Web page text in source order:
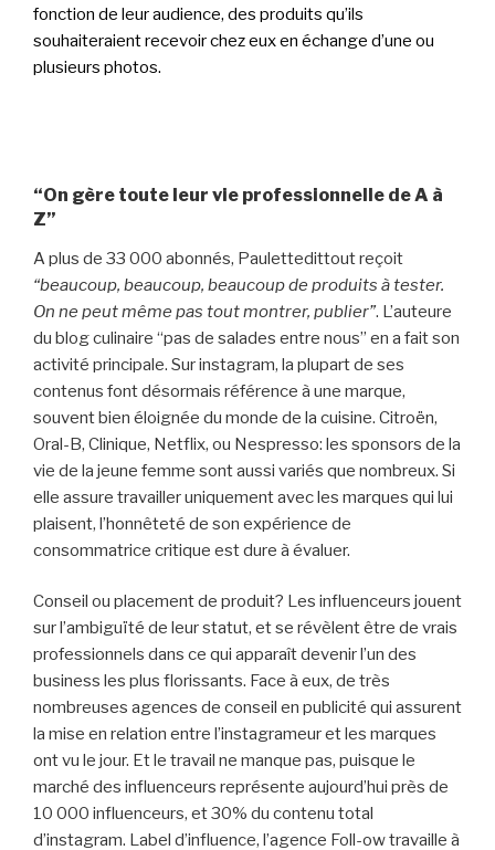
fonction de leur audience, des produits qu’ils
souhaiteraient recevoir chez eux en échange d’une ou
plusieurs photos.
“On gère toute leur vie professionnelle de A à
Z”
A plus de 33 000 abonnés, Paulettedittout reçoit
“beaucoup, beaucoup, beaucoup de produits à tester.
On ne peut même pas tout montrer, publier”. L’auteure
du blog culinaire “pas de salades entre nous” en a fait son
activité principale. Sur instagram, la plupart de ses
contenus font désormais référence à une marque,
souvent bien éloignée du monde de la cuisine. Citroën,
Oral-B, Clinique, Netflix, ou Nespresso: les sponsors de la
vie de la jeune femme sont aussi variés que nombreux. Si
elle assure travailler uniquement avec les marques qui lui
plaisent, l’honnêteté de son expérience de
consommatrice critique est dure à évaluer.
Conseil ou placement de produit? Les influenceurs jouent
sur l’ambiguïté de leur statut, et se révèlent être de vrais
professionnels dans ce qui apparaît devenir l’un des
business les plus florissants. Face à eux, de très
nombreuses agences de conseil en publicité qui assurent
la mise en relation entre l’instagrameur et les marques
ont vu le jour. Et le travail ne manque pas, puisque le
marché des influenceurs représente aujourd’hui près de
10 000 influenceurs, et 30% du contenu total
d’instagram. Label d’influence, l’agence Foll-ow travaille à